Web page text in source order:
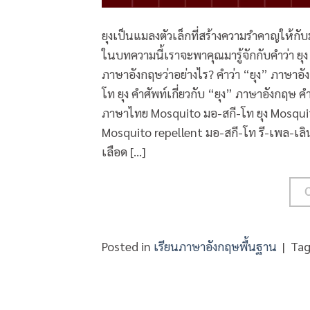
ยุงเป็นแมลงตัวเล็กที่สร้างความรำคาญให้
ในบทความนี้เราจะพาคุณมารู้จักกับคำว่า ยุ
ภาษาอังกฤษว่าอย่างไร? คำว่า “ยุง” ภาษ
โท ยุง คำศัพท์เกี่ยวกับ “ยุง” ภาษาอังกฤษ
ภาษาไทย Mosquito มอ-สกี-โท ยุง
Mosquito repellent มอ-สกี-โท รี-เพล-เ
เลือด […]
Posted in เรียนภาษาอังกฤษพื้นฐาน |